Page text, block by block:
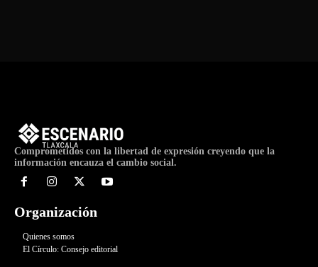
Comprometidos con la libertad de expresión creyendo que la
información encauza el cambio social.
Organización
Quienes somos
El Círculo: Consejo editorial